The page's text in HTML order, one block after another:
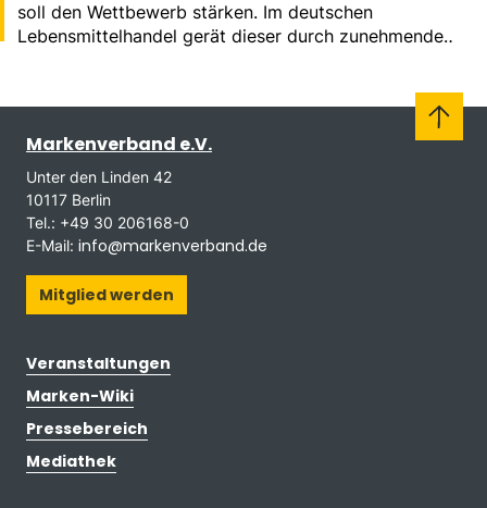
soll den Wettbewerb stärken. Im deutschen
Lebensmittelhandel gerät dieser durch zunehmende
Markenverband e.V.
Unter den Linden 42
10117 Berlin
Tel.: +49 30 206168-0
E-Mail: info@markenverband.de
Mitglied werden
Veranstaltungen
Marken-Wiki
Pressebereich
Mediathek